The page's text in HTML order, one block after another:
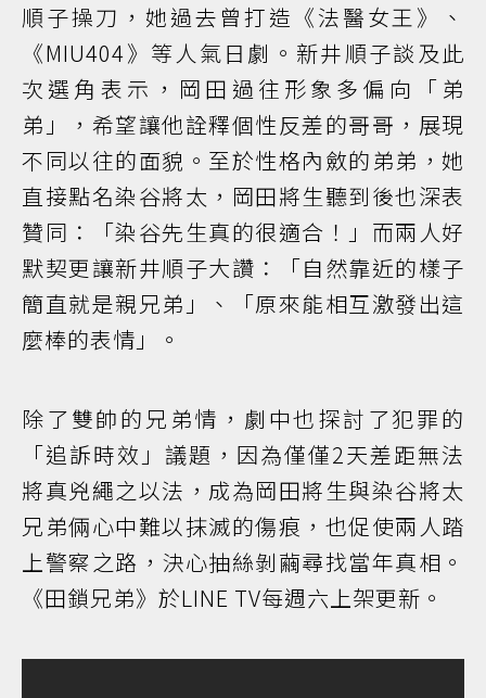
順子操刀，她過去曾打造《法醫女王》、
《MIU404》等人氣日劇。新井順子談及此
次選角表示，岡田過往形象多偏向「弟
弟」，希望讓他詮釋個性反差的哥哥，展現
不同以往的面貌。至於性格內斂的弟弟，她
直接點名染谷將太，岡田將生聽到後也深表
贊同：「染谷先生真的很適合！」而兩人好
默契更讓新井順子大讚：「自然靠近的樣子
簡直就是親兄弟」、「原來能相互激發出這
麼棒的表情」。
除了雙帥的兄弟情，劇中也探討了犯罪的
「追訴時效」議題，因為僅僅2天差距無法
將真兇繩之以法，成為岡田將生與染谷將太
兄弟倆心中難以抹滅的傷痕，也促使兩人踏
上警察之路，決心抽絲剝繭尋找當年真相。
《田鎖兄弟》於LINE TV每週六上架更新。